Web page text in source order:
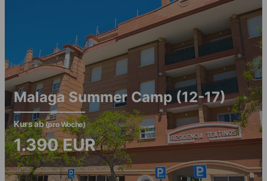
Malaga Summer Camp (12-17)
Kurs ab(pro Woche)
1.390EUR